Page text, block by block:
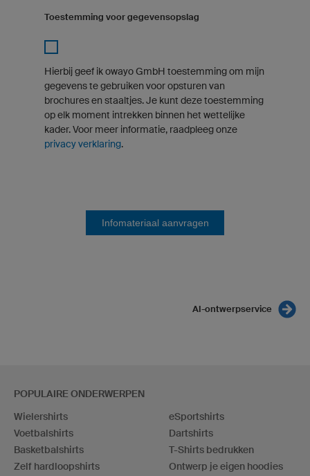
Toestemming voor gegevensopslag
Hierbij geef ik owayo GmbH toestemming om mijn
gegevens te gebruiken voor opsturen van
brochures en staaltjes. Je kunt deze toestemming
op elk moment intrekken binnen het wettelijke
kader. Voor meer informatie, raadpleeg onze
privacy verklaring.
Infomateriaal aanvragen
AI-ontwerpservice
POPULAIRE ONDERWERPEN
Wielershirts
Voetbalshirts
Basketbalshirts
Zelf hardloopshirts
eSportshirts
Dartshirts
T-Shirts bedrukken
Ontwerp je eigen hoodies